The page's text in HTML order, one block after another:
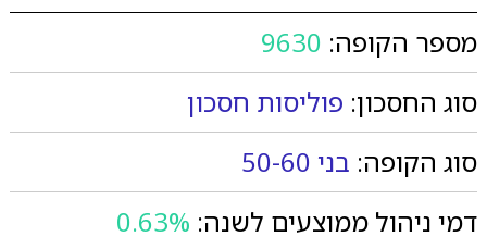
מספר הקופה: 9630
סוג החסכון: פוליסות חסכון
סוג הקופה: בני 50-60
דמי ניהול ממוצעים לשנה: 0.63%